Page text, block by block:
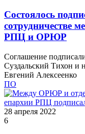
Состоялось
сотрудничестве
РПЦ и ОРЮР
Соглашение
Суздальский Тихон и
Евгений Алексеенко
ПО
28 апреля 2022
6